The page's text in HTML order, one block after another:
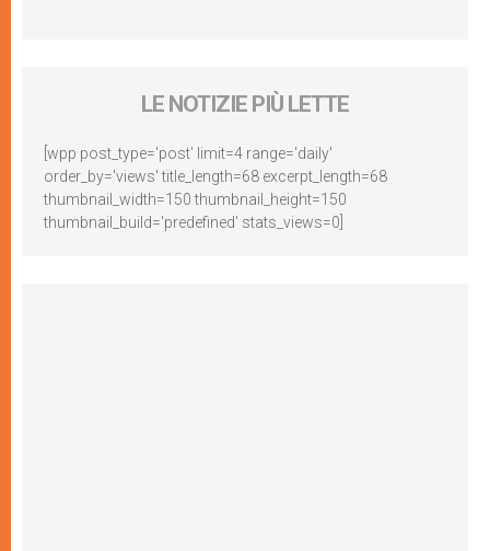
LE NOTIZIE PIÙ LETTE
[wpp post_type='post' limit=4 range='daily'
order_by='views' title_length=68 excerpt_length=68
thumbnail_width=150 thumbnail_height=150
thumbnail_build='predefined' stats_views=0]